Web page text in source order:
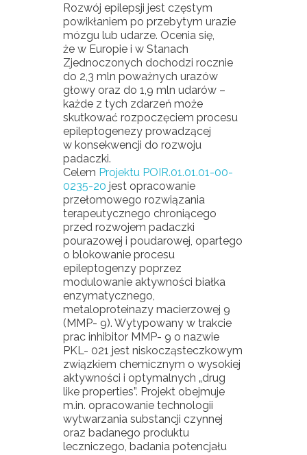
Rozwój epilepsji jest częstym
powikłaniem po przebytym urazie
mózgu lub udarze. Ocenia się,
że w Europie i w Stanach
Zjednoczonych dochodzi rocznie
do 2,3 mln poważnych urazów
głowy oraz do 1,9 mln udarów –
każde z tych zdarzeń może
skutkować rozpoczęciem procesu
epileptogenezy prowadzącej
w konsekwencji do rozwoju
padaczki.
Celem Projektu POIR.01.01.01-00-
0235-20 jest opracowanie
przełomowego rozwiązania
terapeutycznego chroniącego
przed rozwojem padaczki
pourazowej i poudarowej, opartego
o blokowanie procesu
epileptogenzy poprzez
modulowanie aktywności białka
enzymatycznego,
metaloproteinazy macierzowej 9
(MMP- 9). Wytypowany w trakcie
prac inhibitor MMP- 9 o nazwie
PKL- 021 jest niskocząsteczkowym
związkiem chemicznym o wysokiej
aktywności i optymalnych „drug
like properties”. Projekt obejmuje
m.in. opracowanie technologii
wytwarzania substancji czynnej
oraz badanego produktu
leczniczego, badania potencjału